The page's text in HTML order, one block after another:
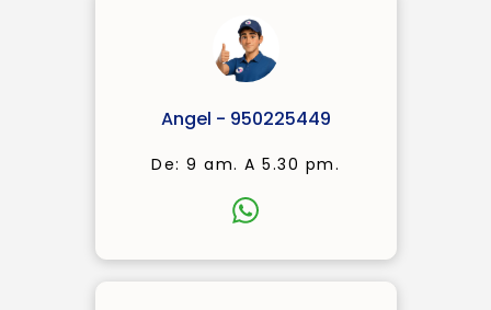
Angel - 950225449
De: 9 am. A 5.30 pm.